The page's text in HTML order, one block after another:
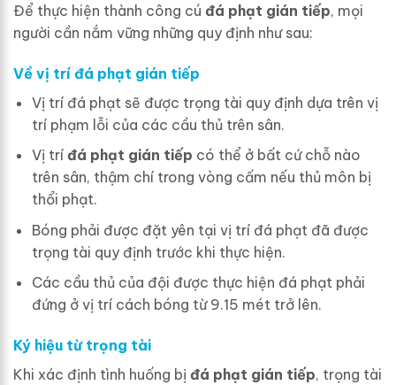
Để thực hiện thành công cú đá phạt gián tiếp, mọi
người cần nắm vững những quy định như sau:
Về vị trí đá phạt gián tiếp
Vị trí đá phạt sẽ được trọng tài quy định dựa trên vị
trí phạm lỗi của các cầu thủ trên sân.
Vị trí đá phạt gián tiếp có thể ở bất cứ chỗ nào
trên sân, thậm chí trong vòng cấm nếu thủ môn bị
thổi phạt.
Bóng phải được đặt yên tại vị trí đá phạt đã được
trọng tài quy định trước khi thực hiện.
Các cầu thủ của đội được thực hiện đá phạt phải
đứng ở vị trí cách bóng từ 9.15 mét trở lên.
Ký hiệu từ trọng tài
Khi xác định tình huống bị đá phạt gián tiếp, trọng tài